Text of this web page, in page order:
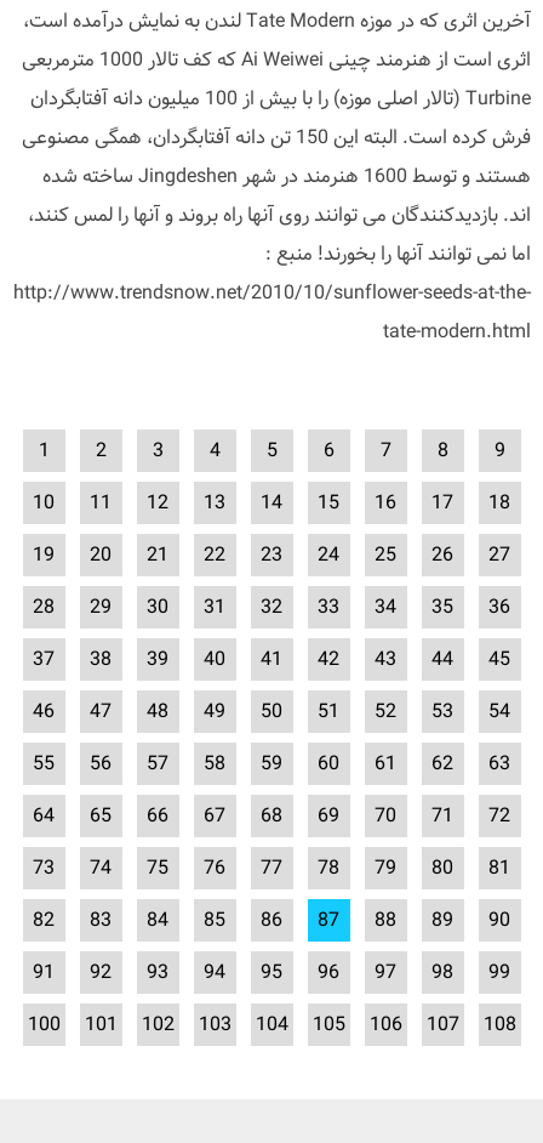
آخرین اثری که در موزه Tate Modern لندن به نمایش درآمده است،
اثری است از هنرمند چینی Ai Weiwei که کف تالار 1000 مترمربعی
Turbine (تالار اصلی موزه) را با بیش از 100 میلیون دانه آفتابگردان
فرش کرده است. البته این 150 تن دانه آفتابگردان، همگی مصنوعی
هستند و توسط 1600 هنرمند در شهر Jingdeshen ساخته شده
اند. بازدیدکنندگان می توانند روی آنها راه بروند و آنها را لمس کنند،
اما نمی توانند آنها را بخورند! منبع :
http://www.trendsnow.net/2010/10/sunflower-seeds-at-the-
tate-modern.html
1 2 3 4 5 6 7 8
9
10
11 12 13 14 15 16 17
18
19
20 21 22 23 24 25 26
27
28
29 30 31 32 33 34 35
36
37
38 39 40 41 42 43 44
45
46
47 48 49 50 51 52 53
54
55
56 57 58 59 60 61 62
63
64
65 66 67 68 69 70 71
72
73
74 75 76 77 78 79 80
81
82
83 84 85 86 87 88 89
90
91
92 93 94 95 96 97 98
99
100
101 102 103 104 105 106 107 108